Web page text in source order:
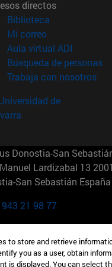
directos
Biblioteca (abre en
Mi correo(abre en nueva
Aula virtual ADI (abre
Búsqueda de personas
Trabaja con nosotros
de
Donostia-San
Lardizabal 13
San Sebastián España
21 98 77
57th St 10019-2201
to store and retrieve
you as a user, obtain
is displayed. You can select